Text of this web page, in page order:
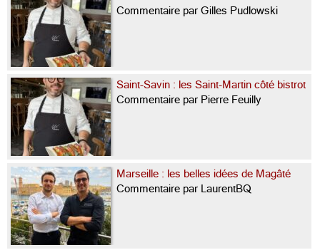
Commentaire par Gilles Pudlowski
Saint-Savin : les Saint-Martin côté bistrot
Commentaire par Pierre Feuilly
Marseille : les belles idées de Magâté
Commentaire par LaurentBQ